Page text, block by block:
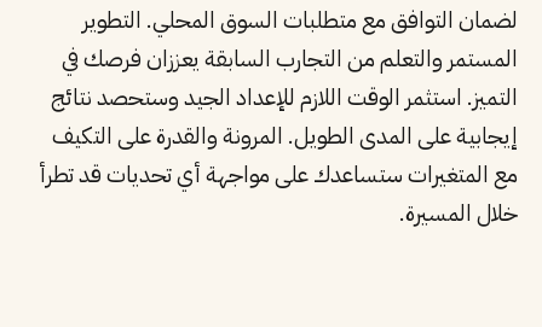
لضمان التوافق مع متطلبات السوق المحلي. التطوير
المستمر والتعلم من التجارب السابقة يعززان فرصك في
التميز. استثمر الوقت اللازم للإعداد الجيد وستحصد نتائج
إيجابية على المدى الطويل. المرونة والقدرة على التكيف
مع المتغيرات ستساعدك على مواجهة أي تحديات قد تطرأ
خلال المسيرة.